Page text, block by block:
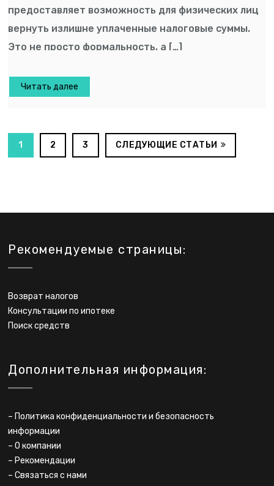
предоставляет возможность для физических лиц
вернуть излишне уплаченные налоговые суммы.
Это не просто формальность, а […]
Читать далее
1 2 3 СЛЕДУЮЩИЕ СТАТЬИ
Рекомендуемые страницы:
Возврат налогов
Консультации по ипотеке
Поиск средств
Дополнительная информация:
– Политика конфиденциальности и безопасность
информации
–О компании
– Рекомендации
–Связаться с нами